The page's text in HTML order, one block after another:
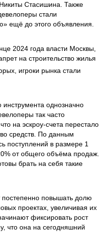
Стасишина. Также
стали
ещё до этого объявления.
2024 года власти Москвы,
на строительство жилья
игроки рынка стали
инструмента однозначно
так часто
на эскроу-счета перестало
средств. По данным
поступлений в размере 1
от общего объёма продаж.
брать на себя такие
повышать долю
проектах, увеличивая их
фиксировать рост
что она на сегодняшний